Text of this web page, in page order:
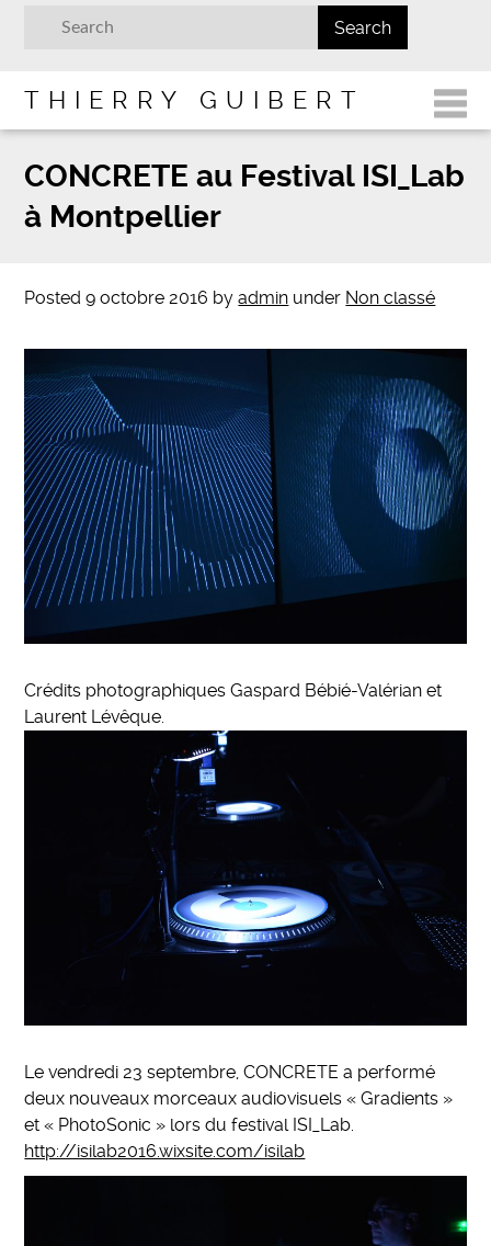
THIERRY GUIBERT
CONCRETE au Festival ISI_Lab
à Montpellier
Posted9 octobre 2016 byadmin under Non classé
Crédits photographiques Gaspard Bébié-Valérian et
Laurent Lévêque.
Le vendredi 23 septembre, CONCRETE a performé
deux nouveaux morceaux audiovisuels « Gradients »
et « PhotoSonic » lors du festival ISI_Lab.
http://isilab2016.wixsite.com/isilab